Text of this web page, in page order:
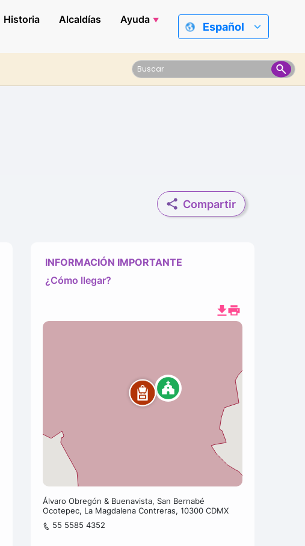
Historia Alcaldías Ayuda
Español
Compartir
INFORMACIÓN IMPORTANTE
¿Cómo llegar?
Álvaro Obregón & Buenavista, San Bernabé
Ocotepec, La Magdalena Contreras, 10300 CDMX
55 5585 4352